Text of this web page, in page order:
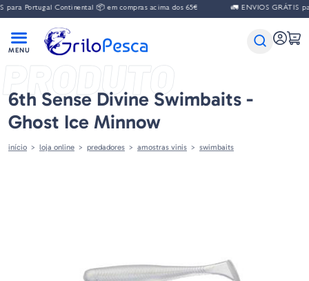
Portugal Continental 📦 em compras acima dos 65€ 🚛 ENVIOS GRÁTIS
PRODUTO
6th Sense Divine Swimbaits -
Ghost Ice Minnow
início loja online predadores amostras vinis swimbaits